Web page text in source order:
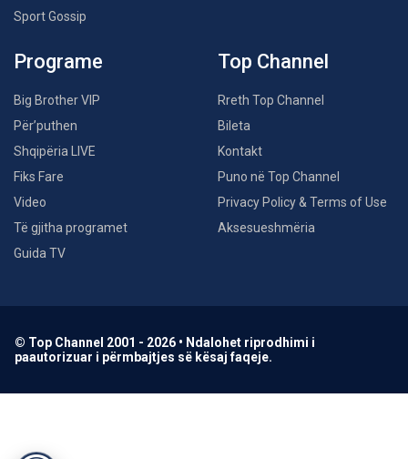
Sport Gossip
Programe
Big Brother VIP
Për’puthen
Shqipëria LIVE
Fiks Fare
Video
Të gjitha programet
Guida TV
Top Channel
Rreth Top Channel
Bileta
Kontakt
Puno në Top Channel
Privacy Policy & Terms of Use
Aksesueshmëria
© Top Channel 2001 - 2026 • Ndalohet riprodhimi i
paautorizuar i përmbajtjes së kësaj faqeje.